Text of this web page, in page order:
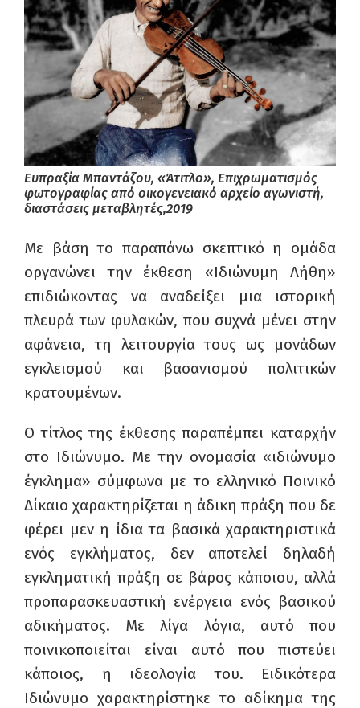
Ευπραξία Μπαντάζου, «Άτιτλο», Επιχρωματισμός
φωτογραφίας από οικογενειακό αρχείο αγωνιστή,
διαστάσεις μεταβλητές,2019
Με βάση το παραπάνω σκεπτικό η ομάδα
οργανώνει την έκθεση «Ιδιώνυμη Λήθη»
επιδιώκοντας να αναδείξει μια ιστορική
πλευρά των φυλακών, που συχνά μένει στην
αφάνεια, τη λειτουργία τους ως μονάδων
εγκλεισμού και βασανισμού πολιτικών
κρατουμένων.
Ο τίτλος της έκθεσης παραπέμπει καταρχήν
στο Ιδιώνυμο. Με την ονομασία «ιδιώνυμο
έγκλημα» σύμφωνα με το ελληνικό Ποινικό
Δίκαιο χαρακτηρίζεται η άδικη πράξη που δε
φέρει μεν η ίδια τα βασικά χαρακτηριστικά
ενός εγκλήματος, δεν αποτελεί δηλαδή
εγκληματική πράξη σε βάρος κάποιου, αλλά
προπαρασκευαστική ενέργεια ενός βασικού
αδικήματος. Με λίγα λόγια, αυτό που
ποινικοποιείται είναι αυτό που πιστεύει
κάποιος, η ιδεολογία του. Ειδικότερα
Ιδιώνυμο χαρακτηρίστηκε το αδίκημα της